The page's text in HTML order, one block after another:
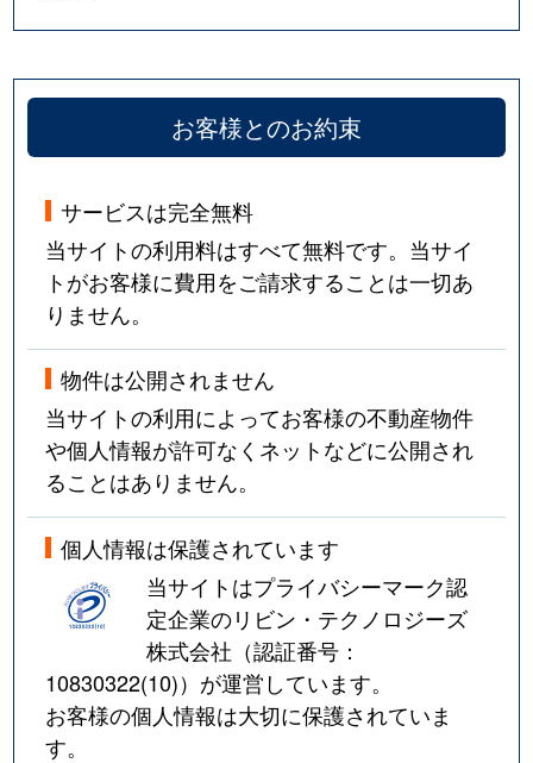
お客様とのお約束
サービスは完全無料
当サイトの利用料はすべて無料です。当サイ
トがお客様に費用をご請求することは一切あ
りません。
物件は公開されません
当サイトの利用によってお客様の不動産物件
や個人情報が許可なくネットなどに公開され
ることはありません。
個人情報は保護されています
当サイトはプライバシーマーク認
定企業のリビン・テクノロジーズ
株式会社（認証番号：
10830322(10)）が運営しています。
お客様の個人情報は大切に保護されていま
す。